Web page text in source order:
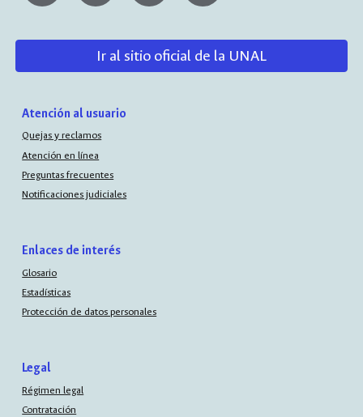
Ir al sitio oficial de la UNAL
Atención al usuario
Quejas y reclamos
Atención en línea
Preguntas frecuentes
Notificaciones judiciales
Enlaces de interés
Glosario
Estadísticas
Protección de datos personales
Legal
Régimen legal
Contratación